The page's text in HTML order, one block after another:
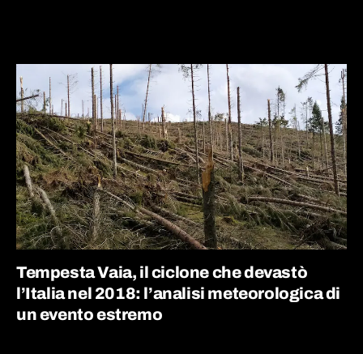
Tempesta Vaia, il ciclone che devastò
l’Italia nel 2018: l’analisi meteorologica di
un evento estremo